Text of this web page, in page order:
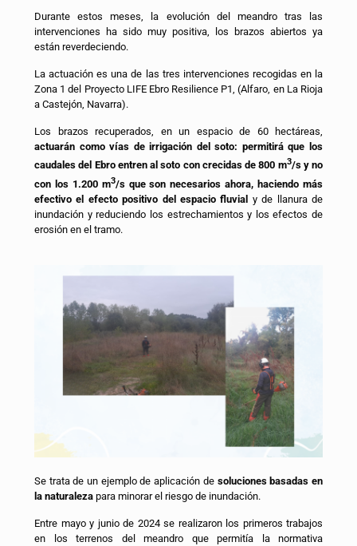
Durante estos meses, la evolución del meandro tras las
intervenciones ha sido muy positiva, los brazos abiertos ya
están reverdeciendo.
La actuación es una de las tres intervenciones recogidas en la
Zona 1 del Proyecto LIFE Ebro Resilience P1, (Alfaro, en La Rioja
a Castejón, Navarra).
Los brazos recuperados, en un espacio de 60 hectáreas,
actuarán como vías de irrigación del soto: permitirá que los
caudales del Ebro entren al soto con crecidas de 800 m3/s y no
con los 1.200 m3/s que son necesarios ahora, haciendo más
efectivo el efecto positivo del espacio fluvial y de llanura de
inundación y reduciendo los estrechamientos y los efectos de
erosión en el tramo.
Se trata de un ejemplo de aplicación de soluciones basadas en
la naturaleza para minorar el riesgo de inundación.
Entre mayo y junio de 2024 se realizaron los primeros trabajos
en los terrenos del meandro que permitía la normativa